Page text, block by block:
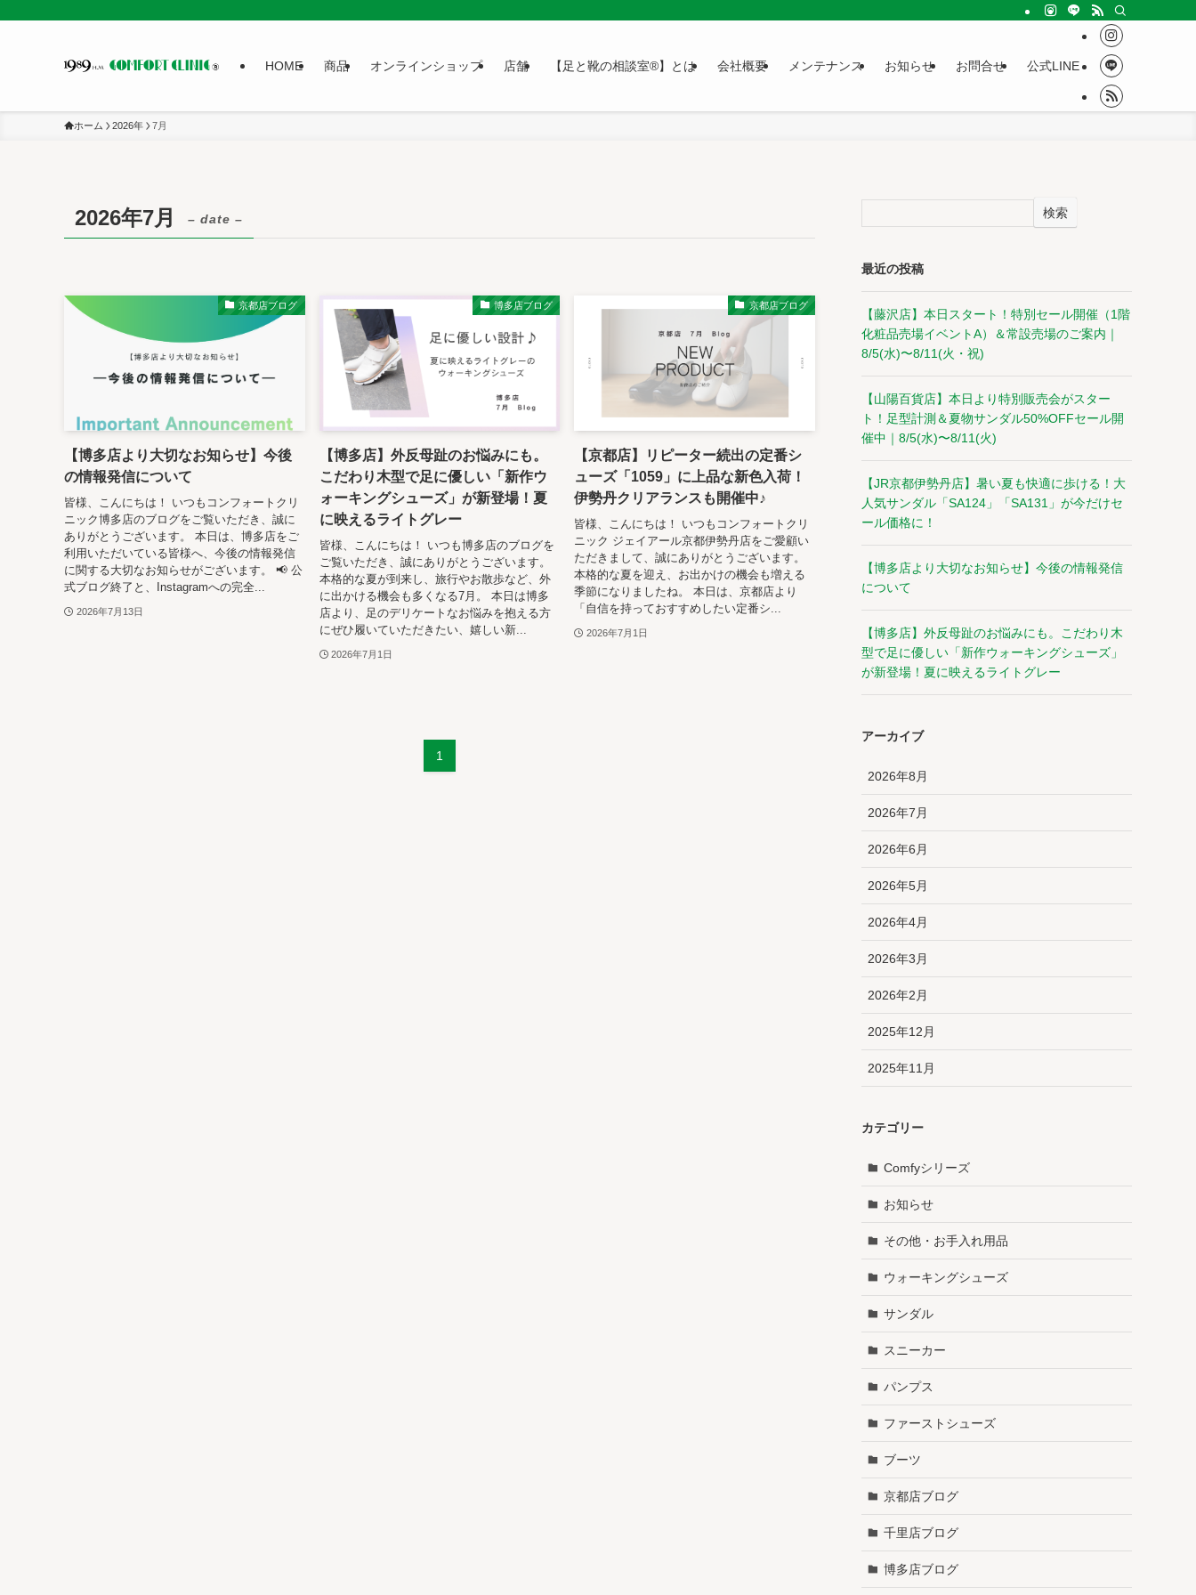
HOME 商品 オンラインショップ 店舗 【足と靴の相談室®】とは 会社概要 メンテナンス お知らせ お問合せ 公式LINE
ホーム 2026年 7月
2026年7月 – date –
京都店ブログ
【博多店より大切なお知らせ】今後
の情報発信について
皆様、こんにちは！ いつもコンフォートクリ
ニック博多店のブログをご覧いただき、誠に
ありがとうございます。 本日は、博多店をご
利用いただいている皆様へ、今後の情報発信
に関する大切なお知らせがございます。 📢 公
式ブログ終了と、Instagramへの完全...
2026年7月13日
博多店ブログ
【博多店】外反母趾のお悩みにも。
こだわり木型で足に優しい「新作ウ
ォーキングシューズ」が新登場！夏
に映えるライトグレー
皆様、こんにちは！ いつも博多店のブログを
ご覧いただき、誠にありがとうございます。
本格的な夏が到来し、旅行やお散歩など、外
に出かける機会も多くなる7月。 本日は博多
店より、足のデリケートなお悩みを抱える方
にぜひ履いていただきたい、嬉しい新...
2026年7月1日
京都店ブログ
【京都店】リピーター続出の定番シ
ューズ「1059」に上品な新色入荷！
伊勢丹クリアランスも開催中♪
皆様、こんにちは！ いつもコンフォートクリ
ニック ジェイアール京都伊勢丹店をご愛顧い
ただきまして、誠にありがとうございます。
本格的な夏を迎え、お出かけの機会も増える
季節になりましたね。 本日は、京都店より
「自信を持っておすすめしたい定番シ...
2026年7月1日
1
検索
最近の投稿
【藤沢店】本日スタート！特別セール開催（1階
化粧品売場イベントA）＆常設売場のご案内｜
8/5(水)〜8/11(火・祝)
【山陽百貨店】本日より特別販売会がスター
ト！足型計測＆夏物サンダル50%OFFセール開
催中｜8/5(水)〜8/11(火)
【JR京都伊勢丹店】暑い夏も快適に歩ける！大
人気サンダル「SA124」「SA131」が今だけセ
ール価格に！
【博多店より大切なお知らせ】今後の情報発信
について
【博多店】外反母趾のお悩みにも。こだわり木
型で足に優しい「新作ウォーキングシューズ」
が新登場！夏に映えるライトグレー
アーカイブ
2026年8月
2026年7月
2026年6月
2026年5月
2026年4月
2026年3月
2026年2月
2025年12月
2025年11月
カテゴリー
Comfyシリーズ
お知らせ
その他・お手入れ用品
ウォーキングシューズ
サンダル
スニーカー
パンプス
ファーストシューズ
ブーツ
京都店ブログ
千里店ブログ
博多店ブログ